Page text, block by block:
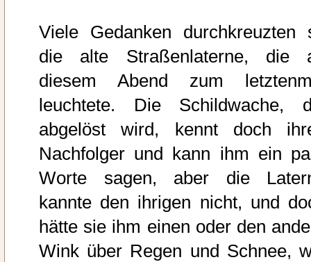
Viele Gedanken durchkreuzten
die alte Straßenlaterne, die
diesem Abend zum
leuchtete. Die Schildwache,
abgelöst wird, kennt doch
Nachfolger und kann ihm ein
Worte sagen, aber die
kannte den ihrigen nicht, und
hätte sie ihm einen oder den
Wink über Regen und Schnee,